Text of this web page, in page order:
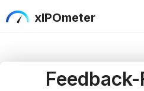
xIPOmeter